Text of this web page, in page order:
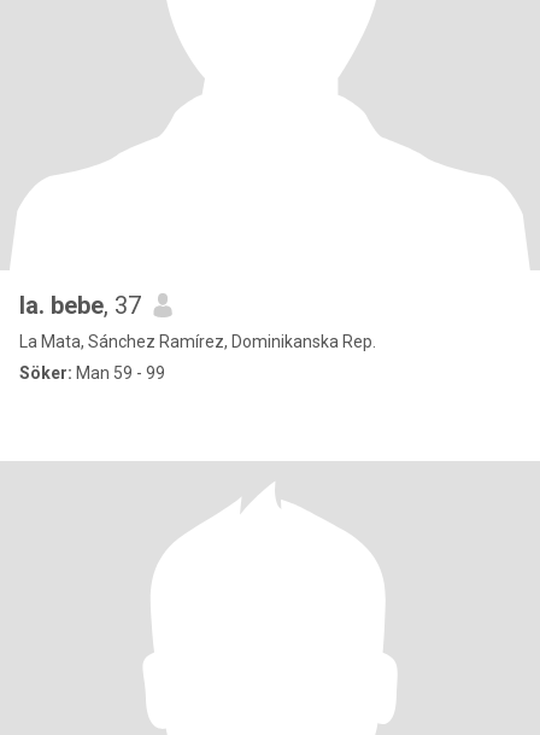
la. bebe, 37
La Mata, Sánchez Ramírez, Dominikanska Rep.
Söker: Man 59 - 99